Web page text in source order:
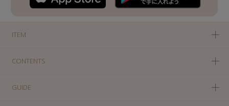
ITEM
CONTENTS
GUIDE